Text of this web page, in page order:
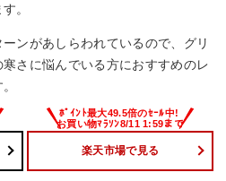
。
ンがあしらわれているので、グリ
さに悩んでいる方におすすめのレ
楽天市場で見る